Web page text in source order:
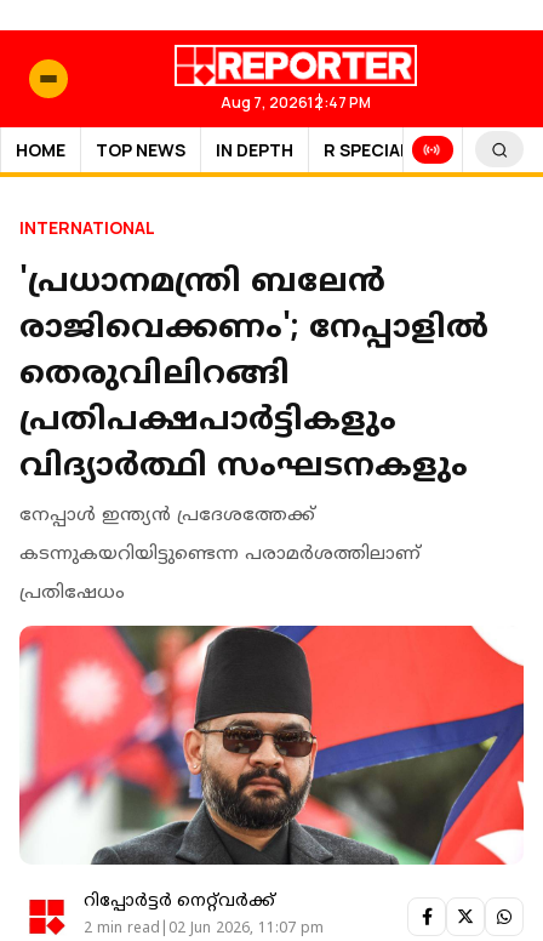
Aug 7, 202612:47 PM
HOME TOP NEWS IN DEPTH R SPECIAL SPORTS
INTERNATIONAL
'പ്രധാനമന്ത്രി ബലേൻ
രാജിവെക്കണം'; നേപ്പാളിൽ
തെരുവിലിറങ്ങി
പ്രതിപക്ഷപാർട്ടികളും
വിദ്യാർത്ഥി സംഘടനകളും
നേപ്പാൾ ഇന്ത്യൻ പ്രദേശത്തേക്ക്
കടന്നുകയറിയിട്ടുണ്ടെന്ന പരാമർശത്തിലാണ്
പ്രതിഷേധം
റിപ്പോർട്ടർ നെറ്റ്‌വര്‍ക്ക്‌
2 min read|02 Jun 2026, 11:07 pm